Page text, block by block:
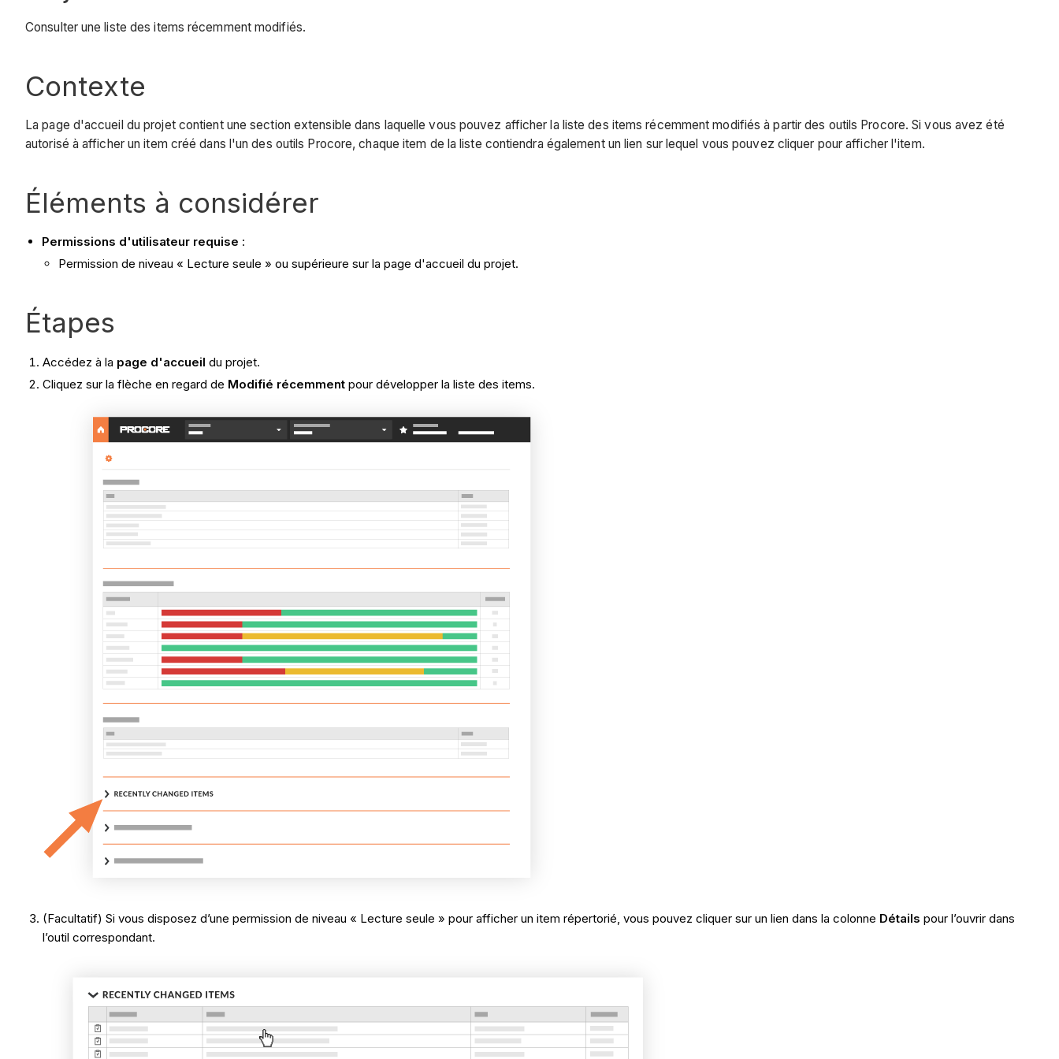
Consulter une liste des items récemment modifiés.
Contexte
La page d'accueil du projet contient une section extensible dans laquelle vous pouvez afficher la liste des items récemment modifiés à partir des outils Procore. Si vous avez été
autorisé à afficher un item créé dans l'un des outils Procore, chaque item de la liste contiendra également un lien sur lequel vous pouvez cliquer pour afficher l'item.
Éléments à considérer
Permissions d'utilisateur requise :
Permission de niveau « Lecture seule » ou supérieure sur la page d'accueil du projet.
Étapes
Accédez à la page d'accueil du projet.
Cliquez sur la flèche en regard de Modifié récemment pour développer la liste des items.
(Facultatif) Si vous disposez d’une permission de niveau « Lecture seule » pour afficher un item répertorié, vous pouvez cliquer sur un lien dans la colonne Détails pour l’ouvrir dans
l’outil correspondant.